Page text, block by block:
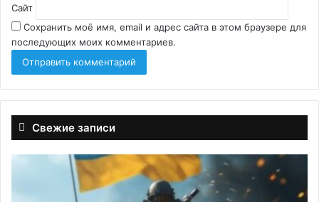
Сайт
Сохранить моё имя, email и адрес сайта в этом браузере для
последующих моих комментариев.
Свежие записи